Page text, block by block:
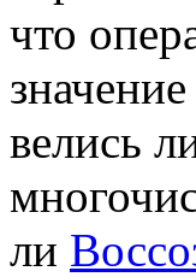
что
велись
ли